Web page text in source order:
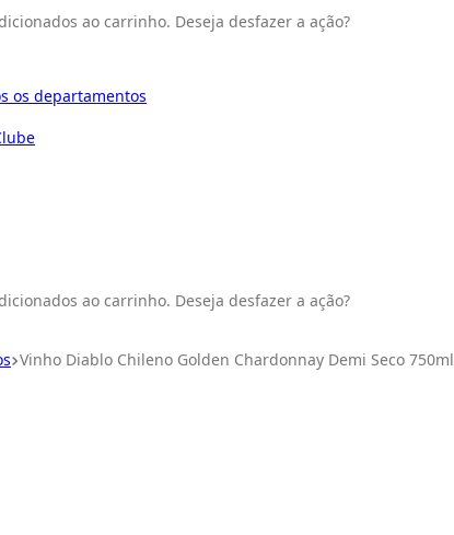
ao carrinho. Deseja desfazer a ação?
os departamentos
ao carrinho. Deseja desfazer a ação?
Vinho Diablo Chileno Golden Chardonnay Demi Seco 750ml